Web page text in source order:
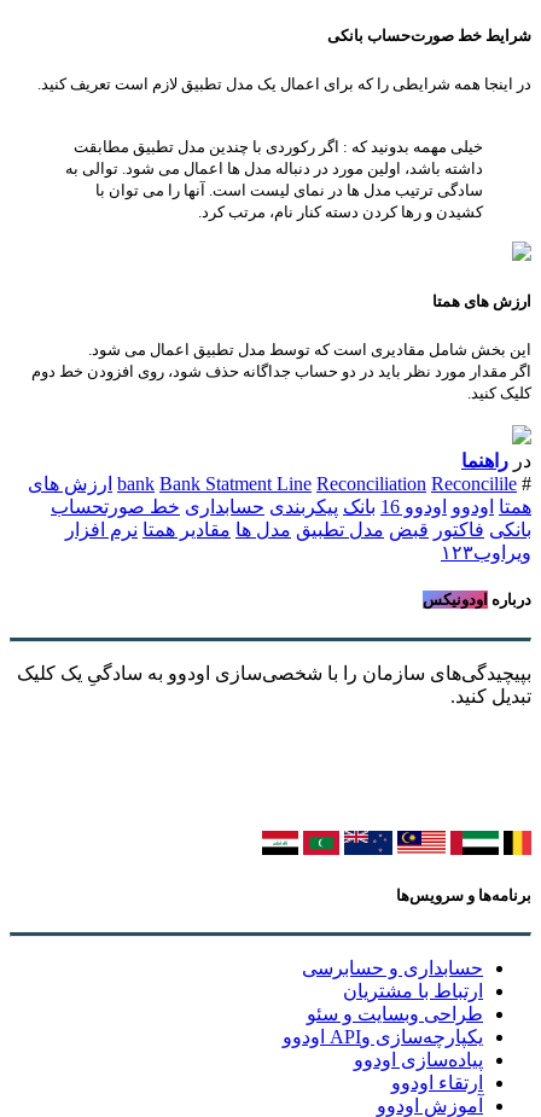
شرایط خط صورت‌حساب بانکی
در اینجا همه شرایطی را که برای اعمال یک مدل تطبیق لازم است تعریف کنید.
خیلی مهمه بدونید که : اگر رکوردی با چندین مدل تطبیق مطابقت
داشته باشد، اولین مورد در دنباله مدل ها اعمال می شود. توالی به
سادگی ترتیب مدل ها در نمای لیست است. آنها را می توان با
کشیدن و رها کردن دسته کنار نام، مرتب کرد.
ارزش های همتا
این بخش شامل مقادیری است که توسط مدل تطبیق اعمال می شود.
اگر مقدار مورد نظر باید در دو حساب جداگانه حذف شود، روی افزودن خط دوم
کلیک کنید.
در راهنما
#
bank Bank Statment Line Reconciliation Reconcilile
ارزش های
همتا اودوو اودوو 16 بانک پیکربندی حسابداری خط صورتحساب
بانکی فاکتور قبض مدل تطبیق مدل ها مقادیر همتا نرم افزار
ویراوب۱۲۳
درباره اودونیکس
بپیچیدگی‌های سازمان را با شخصی‌سازی اودوو به سادگیِ یک کلیک
تبدیل کنید.
برنامه‌ها و سرویس‌ها
حسابداری و حسابرسی
ارتباط با مشتریان
طراحی وبسایت و سئو
یکپارچه‌سازی وAPI اودوو
پیاده‌سازی اودوو
ارتقاء اودوو
آموزش اودوو